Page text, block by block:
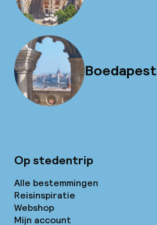
Boedapest
Op stedentrip
Alle bestemmingen
Reisinspiratie
Webshop
Mijn account